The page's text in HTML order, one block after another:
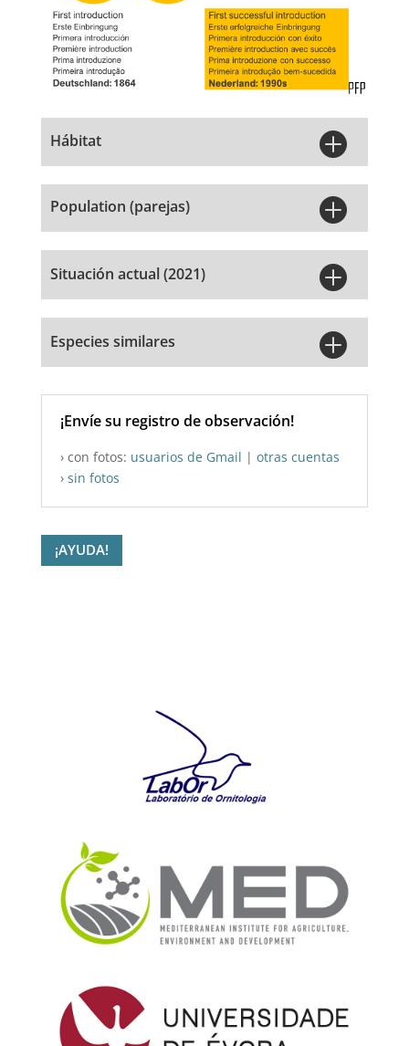
Hábitat 
Population (parejas) 
Situación actual (2021) 
Especies similares 
¡Envíe su registro de observación!
› con fotos: usuarios de Gmail | otras cuentas
› sin fotos
¡AYUDA!